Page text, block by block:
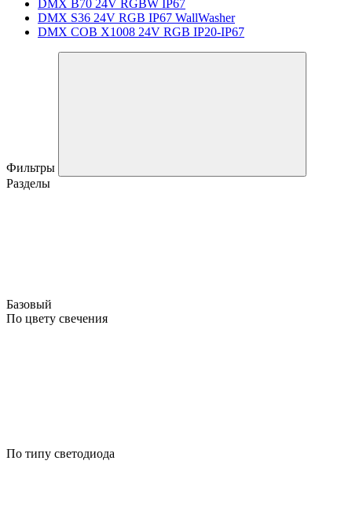
DMX B70 24V RGBW IP67
DMX S36 24V RGB IP67 WallWasher
DMX COB X1008 24V RGB IP20-IP67
Фильтры
Разделы
Базовый
По цвету свечения
По типу светодиода